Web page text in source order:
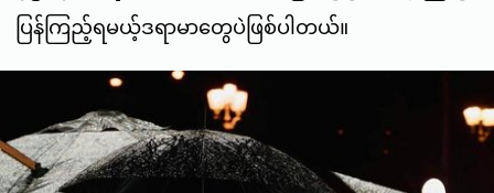
ပြန်ကြည့်ရမယ့်ဒရာမာတွေပဲဖြစ်ပါတယ်။